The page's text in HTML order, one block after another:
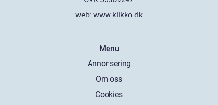
web: www.klikko.dk
Menu
Annonsering
Om oss
Cookies